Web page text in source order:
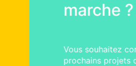
construire avec nous les
d’éducation artistique